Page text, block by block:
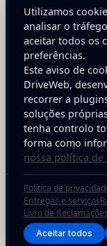
E-mail
Copyright © 2025
Utilizamos
analisar o
aceitar todos os
preferências.
Este aviso de
DriveWeb,
recorrer a
soluções
tenha controlo
forma como
nossa política de
Política de
Entregas e serviços
Livro de Reclamações
Aceitar todos